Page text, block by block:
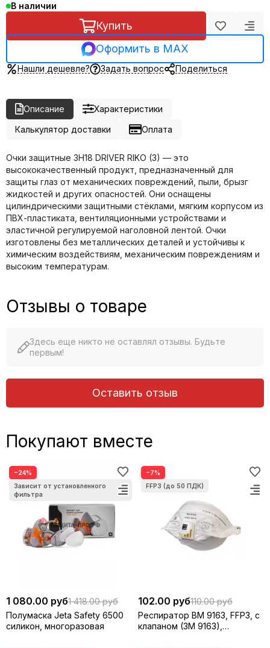
В наличии
Купить
Оформить в MAX
Нашли дешевле? Задать вопрос Поделиться
Описание
Характеристики
Калькулятор доставки
Оплата
Очки защитные ЗН18 DRIVER RIKO (3) — это
высококачественный продукт, предназначенный для
защиты глаз от механических повреждений, пыли, брызг
жидкостей и других опасностей. Они оснащены
цилиндрическими защитными стёклами, мягким корпусом из
ПВХ-пластиката, вентиляционными устройствами и
эластичной регулируемой наголовной лентой. Очки
изготовлены без металлических деталей и устойчивы к
химическим воздействиям, механическим повреждениям и
высоким температурам.
Отзывы о товаре
Здесь еще никто не оставлял отзывы. Будьте
первым!
Оставить отзыв
Покупают вместе
−24%
1 080.00 руб1 418.00 руб
Полумаска Jeta Safety 6500
силикон, многоразовая
−7%
102.00 руб110.00 руб
Респиратор ВМ 9163, FFP3, с
клапаном (3M 9163),